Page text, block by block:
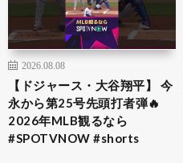
2026.08.08
【ドジャース・大谷翔平】 今
永から第25号先頭打者弾🔥
2026年MLB観るなら
#SPOTVNOW #shorts